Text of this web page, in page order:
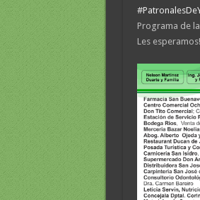
#
Programa de
Les